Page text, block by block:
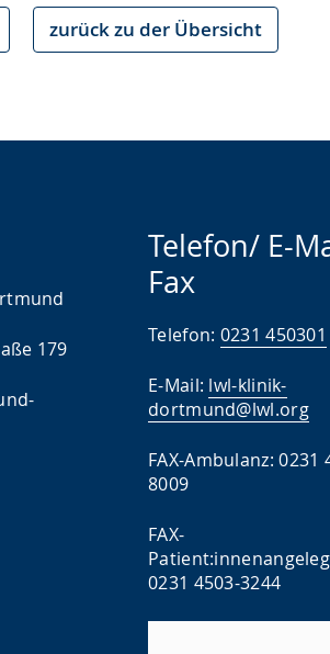
zurück zu der Übersicht
179
Telefon/ E-
Fax
Telefon: 0231 450301
E-Mail: lwl-klinik-
dortmund@lwl.org
FAX-Ambulanz: 0231
8009
FAX-
0231 4503-3244